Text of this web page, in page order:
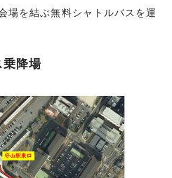
場を結ぶ無料シャトルバスを運
乗降場